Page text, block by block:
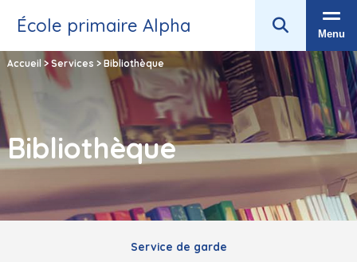
École primaire Alpha Menu
Accueil > Services > Bibliothèque
Bibliothèque
Service de garde